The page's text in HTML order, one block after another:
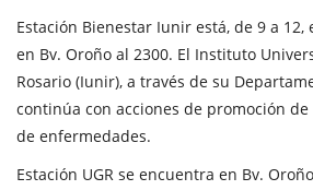
Estación Bienestar Iunir está, de 9 a 12,
en Bv. Oroño al 2300. El Instituto
Rosario (Iunir), a través de su
continúa con acciones de promoción
de enfermedades.
Estación UGR se encuentra en Bv.